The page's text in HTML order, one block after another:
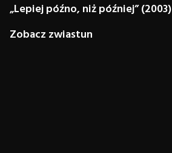
„Lepiej późno, niż później” (2003)
Zobacz zwiastun